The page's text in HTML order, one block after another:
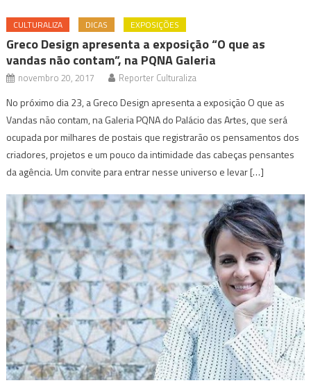
CULTURALIZA DICAS EXPOSIÇÕES
Greco Design apresenta a exposição “O que as
vandas não contam”, na PQNA Galeria
novembro 20, 2017 Reporter Culturaliza
No próximo dia 23, a Greco Design apresenta a exposição O que as
Vandas não contam, na Galeria PQNA do Palácio das Artes, que será
ocupada por milhares de postais que registrarão os pensamentos dos
criadores, projetos e um pouco da intimidade das cabeças pensantes
da agência. Um convite para entrar nesse universo e levar […]